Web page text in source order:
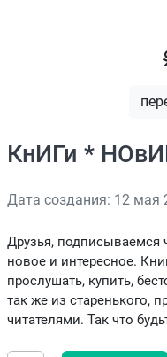
КнИГи *
Дата создания: 12 мая
Друзья, подписываемся
новое и интересное.
прослушать, купить,
так же из старенького,
читателями. Так что